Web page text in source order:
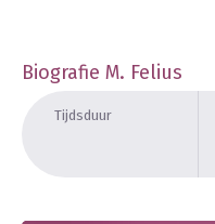
Biografie M. Felius
Tijdsduur